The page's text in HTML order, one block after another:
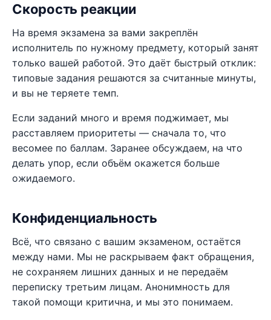
Скорость реакции
На время экзамена за вами закреплён
исполнитель по нужному предмету, который занят
только вашей работой. Это даёт быстрый отклик:
типовые задания решаются за считанные минуты,
и вы не теряете темп.
Если заданий много и время поджимает, мы
расставляем приоритеты — сначала то, что
весомее по баллам. Заранее обсуждаем, на что
делать упор, если объём окажется больше
ожидаемого.
Конфиденциальность
Всё, что связано с вашим экзаменом, остаётся
между нами. Мы не раскрываем факт обращения,
не сохраняем лишних данных и не передаём
переписку третьим лицам. Анонимность для
такой помощи критична, и мы это понимаем.